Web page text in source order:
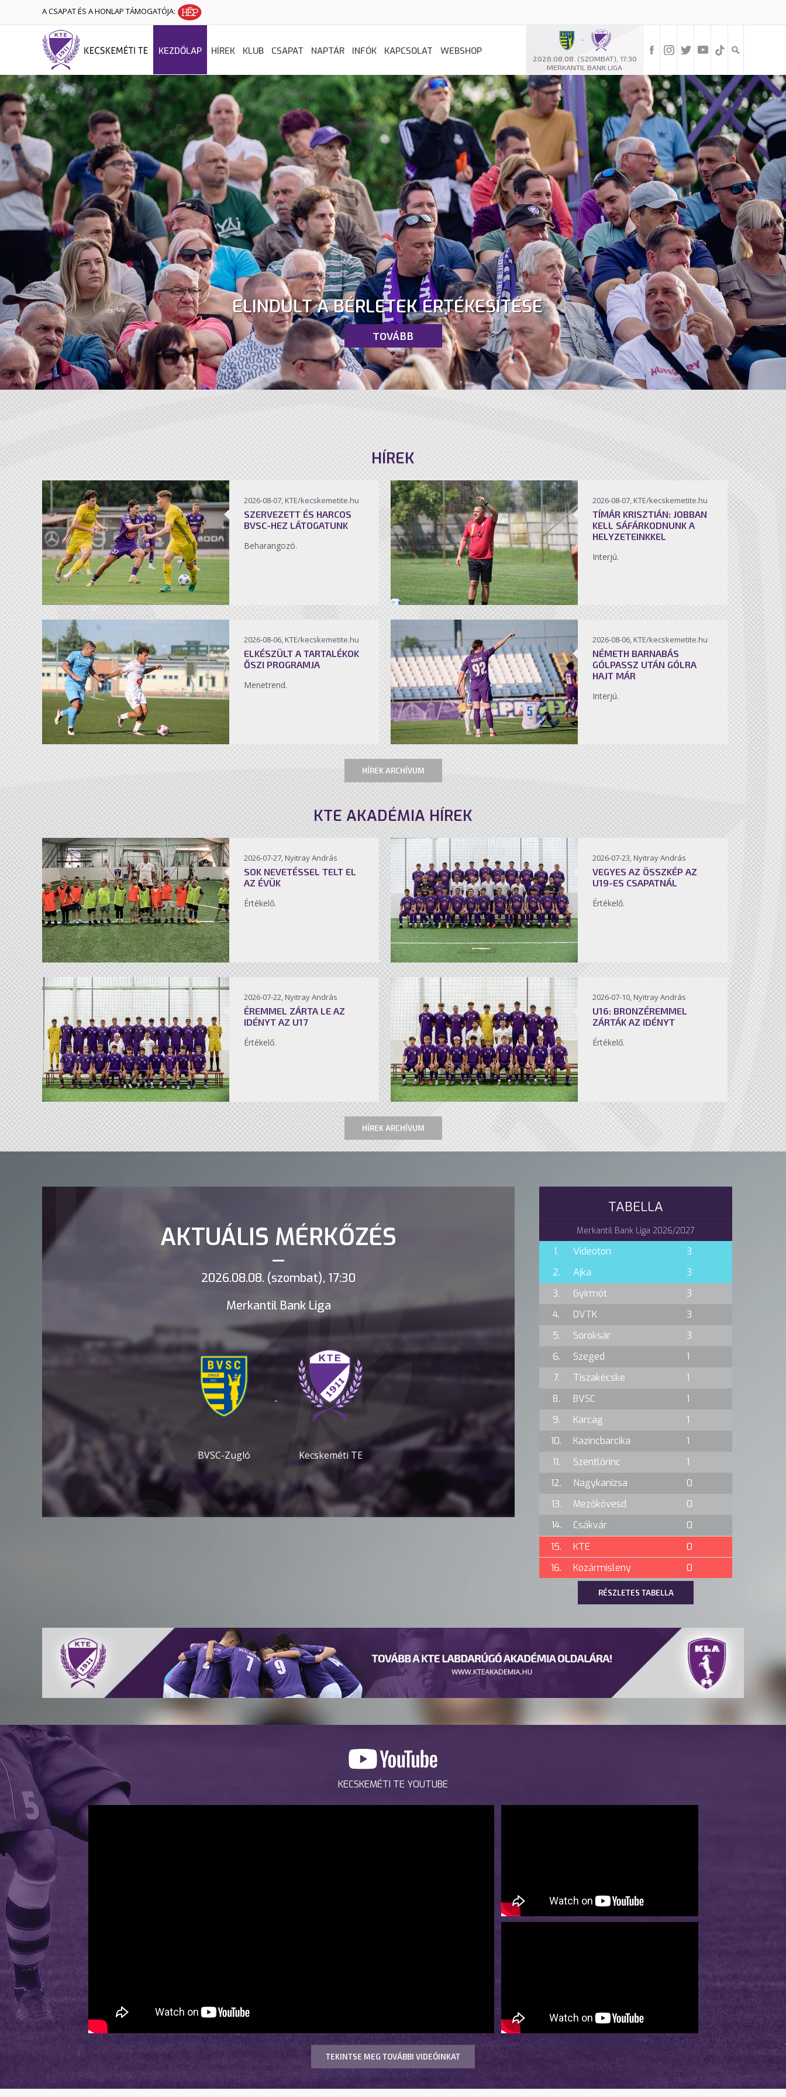
A CSAPAT ÉS A HONLAP TÁMOGATÓJA:
-
2026.08.08. (SZOMBAT), 17:30
MERKANTIL BANK LIGA
KEZDŐLAP HÍREK KLUB CSAPAT NAPTÁR INFÓK KAPCSOLAT WEBSHOP
ELINDULT A BÉRLETEK ÉRTÉKESÍTÉSE
TOVÁBB
HÍREK
2026-08-07, KTE/kecskemetite.hu
SZERVEZETT ÉS HARCOS
BVSC-HEZ LÁTOGATUNK
Beharangozó.
2026-08-07, KTE/kecskemetite.hu
TÍMÁR KRISZTIÁN: JOBBAN
KELL SÁFÁRKODNUNK A
HELYZETEINKKEL
Interjú.
2026-08-06, KTE/kecskemetite.hu
ELKÉSZÜLT A TARTALÉKOK
ŐSZI PROGRAMJA
Menetrend.
2026-08-06, KTE/kecskemetite.hu
NÉMETH BARNABÁS
GÓLPASSZ UTÁN GÓLRA
HAJT MÁR
Interjú.
HÍREK ARCHÍVUM
KTE AKADÉMIA HÍREK
2026-07-27, Nyitray András
SOK NEVETÉSSEL TELT EL
AZ ÉVÜK
Értékelő.
2026-07-23, Nyitray András
VEGYES AZ ÖSSZKÉP AZ
U19-ES CSAPATNÁL
Értékelő.
2026-07-22, Nyitray András
ÉREMMEL ZÁRTA LE AZ
IDÉNYT AZ U17
Értékelő.
2026-07-10, Nyitray András
U16: BRONZÉREMMEL
ZÁRTÁK AZ IDÉNYT
Értékelő.
HÍREK ARCHÍVUM
AKTUÁLIS MÉRKŐZÉS
2026.08.08. (szombat), 17:30
Merkantil Bank Liga
BVSC-Zugló
-
Kecskeméti TE
TABELLA
Merkantil Bank Liga 2026/2027
1. Videoton
3
2.
Ajka
3
3.
Gyirmót
3
4.
DVTK
3
5.
Soroksár
3
6.
Szeged
1
7.
Tiszakécske
1
8.
BVSC
1
9.
Karcag
1
10.
Kazincbarcika
1
11.
Szentlőrinc
1
12.
Nagykanizsa
0
13.
Mezőkövesd
0
14.
Csákvár
0
15.
KTE
0
16.
Kozármisleny 0
RÉSZLETES TABELLA
KECSKEMÉTI TE YOUTUBE
TEKINTSE MEG TOVÁBBI VIDEÓINKAT